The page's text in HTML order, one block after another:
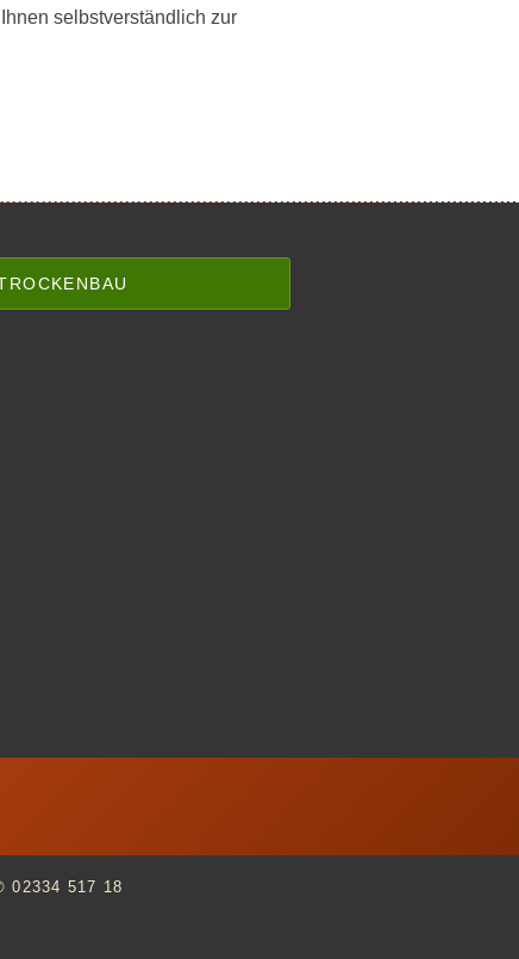
selbst­ver­ständlich zur
02334 517 18